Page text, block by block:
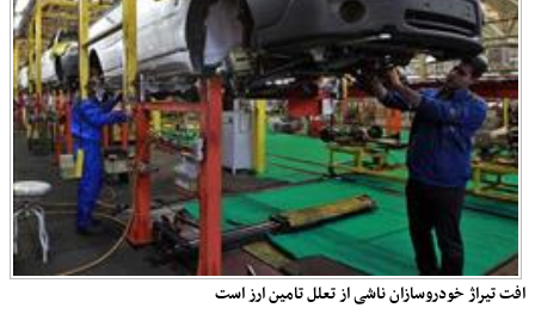
افت تیراژ خودروسازان ناشی از تعلل تامین ارز است